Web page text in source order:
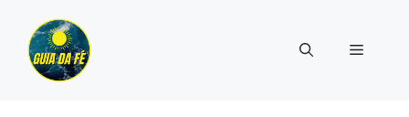
para
conteúdo
Menu